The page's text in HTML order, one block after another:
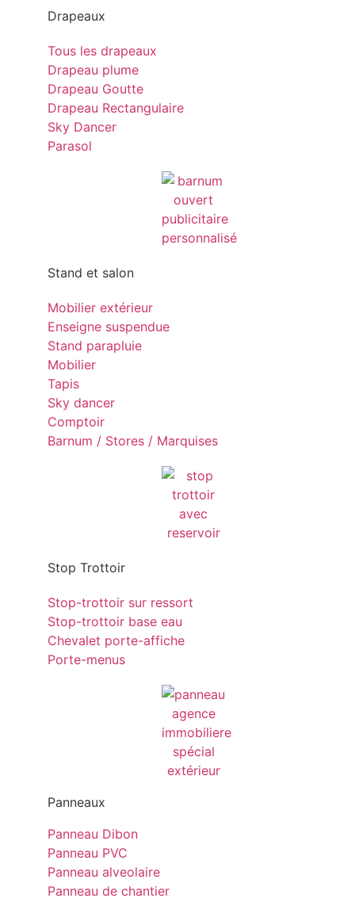
Drapeaux
Tous les drapeaux
Drapeau plume
Drapeau Goutte
Drapeau Rectangulaire
Sky Dancer
Parasol
Stand et salon
Mobilier extérieur
Enseigne suspendue
Stand parapluie
Mobilier
Tapis
Sky dancer
Comptoir
Barnum / Stores / Marquises
Stop Trottoir
Stop-trottoir sur ressort
Stop-trottoir base eau
Chevalet porte-affiche
Porte-menus
Panneaux
Panneau Dibon
Panneau PVC
Panneau alveolaire
Panneau de chantier